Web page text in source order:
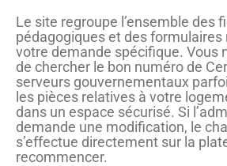
Le site regroupe l’ensemble des
pédagogiques et des formulaires
votre demande spécifique. Vous
de chercher le bon numéro de
serveurs gouvernementaux
les pièces relatives à votre
dans un espace sécurisé. Si
demande une modification, le
s’effectue directement sur la
recommencer.